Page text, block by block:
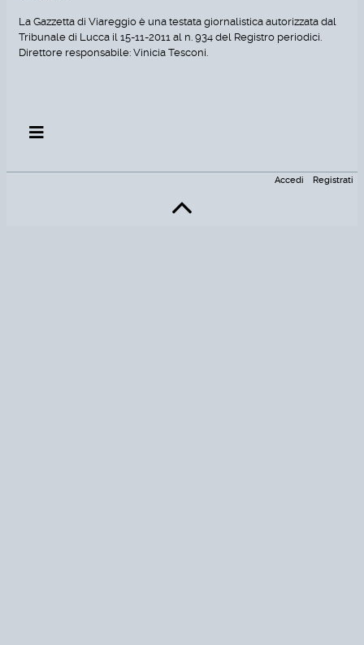
La Gazzetta di Viareggio è una testata giornalistica autorizzata dal
Tribunale di Lucca il 15-11-2011 al n. 934 del Registro periodici.
Direttore responsabile: Vinicia Tesconi.
Accedi Registrati